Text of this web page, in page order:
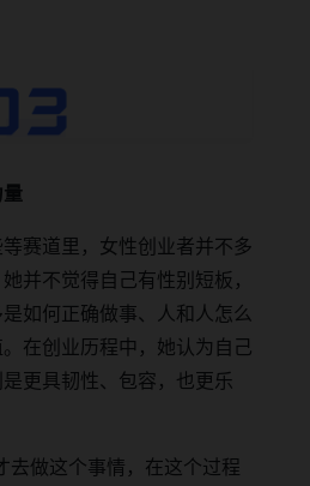
赛道里，女性创业者并不多
并不觉得自己有性别短板，
如何正确做事、人和人怎么
在创业历程中，她认为自己
更具韧性、包容，也更乐
去做这个事情，在这个过程